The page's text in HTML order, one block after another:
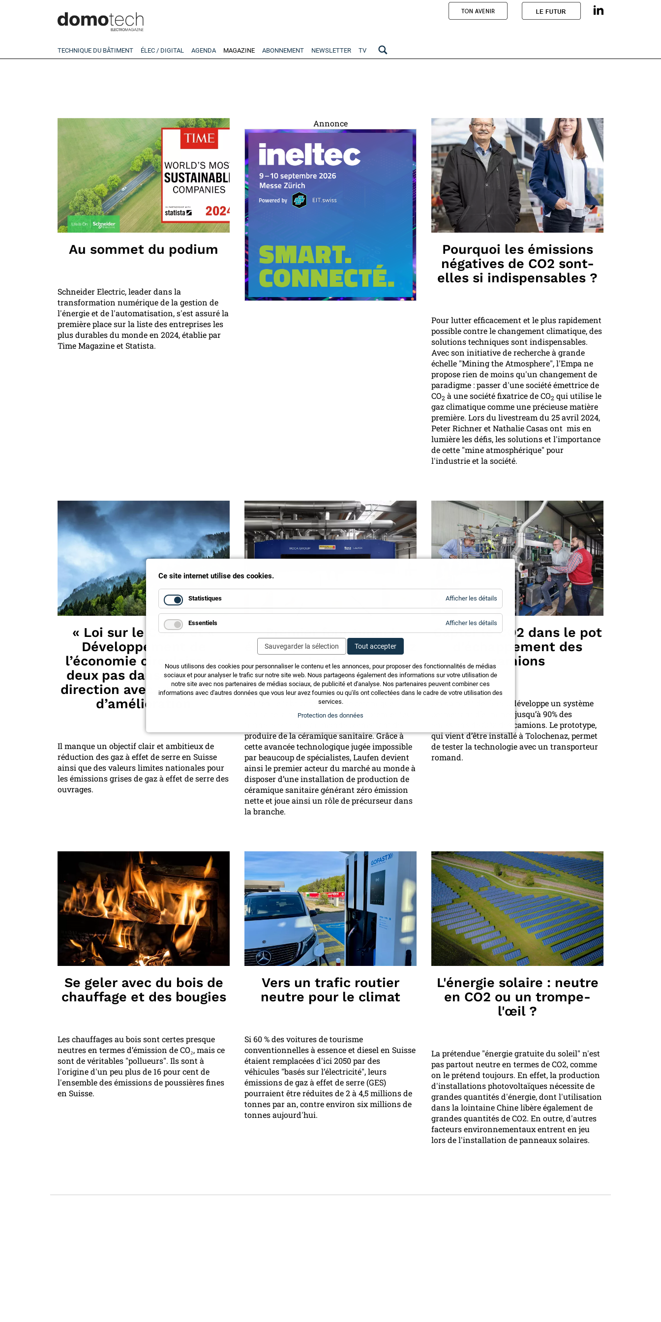
TECHNIQUE DU BÂTIMENT ÉLEC / DIGITAL AGENDA MAGAZINE ABONNEMENT NEWSLETTER TV
Au sommet du podium
Schneider Electric, leader dans la
transformation numérique de la gestion de
l'énergie et de l'automatisation, s'est assuré la
première place sur la liste des entreprises les
plus durables du monde en 2024, établie par
Time Magazine et Statista.
Annonce
Pourquoi les émissions
négatives de CO2 sont-
elles si indispensables ?
Pour lutter efficacement et le plus rapidement
possible contre le changement climatique, des
solutions techniques sont indispensables.
Avec son initiative de recherche à grande
échelle "Mining the Atmosphere", l'Empa ne
propose rien de moins qu'un changement de
paradigme : passer d'une société émettrice de
CO2 à une société fixatrice de CO2 qui utilise le
gaz climatique comme une précieuse matière
première. Lors du livestream du 25 avril 2024,
Peter Richner et Nathalie Casas ont mis en
lumière les défis, les solutions et l'importance
de cette "mine atmosphérique" pour
l'industrie et la société.
« Loi sur le CO2 » et «
Développement de
l’économie circulaire » :
deux pas dans la bonne
direction avec une marge
d’amélioration
Il manque un objectif clair et ambitieux de
réduction des gaz à effet de serre en Suisse
ainsi que des valeurs limites nationales pour
les émissions grises de gaz à effet de serre des
ouvrages.
Premier four tunnel
électrique au monde chez
Laufen
Laufen, le fabricant suisse de céramique
sanitaire, a mis en service le tout premier four
produire de la céramique sanitaire. Grâce à
cette avancée technologique jugée impossible
par beaucoup de spécialistes, Laufen devient
ainsi le premier acteur du marché au monde à
disposer d’une installation de production de
céramique sanitaire générant zéro émission
nette et joue ainsi un rôle de précurseur dans
la branche.
Capter le CO2 dans le pot
d'échappement des
camions
Un spin-off de l’EPFL développe un système
permettant d’éliminer jusqu’à 90% des
émissions de CO2 des camions. Le prototype,
qui vient d’être installé à Tolochenaz, permet
de tester la technologie avec un transporteur
romand.
Se geler avec du bois de
chauffage et des bougies
Les chauffages au bois sont certes presque
neutres en termes d’émission de CO₂, mais ce
sont de véritables "pollueurs". Ils sont à
l'origine d'un peu plus de 16 pour cent de
l'ensemble des émissions de poussières fines
en Suisse.
Vers un trafic routier
neutre pour le climat
Si 60 % des voitures de tourisme
conventionnelles à essence et diesel en Suisse
étaient remplacées d'ici 2050 par des
véhicules "basés sur l’électricité", leurs
émissions de gaz à effet de serre (GES)
pourraient être réduites de 2 à 4,5 millions de
tonnes par an, contre environ six millions de
tonnes aujourd'hui.
L'énergie solaire : neutre
en CO2 ou un trompe-
l'œil ?
La prétendue "énergie gratuite du soleil" n'est
pas partout neutre en termes de CO2, comme
on le prétend toujours. En effet, la production
d'installations photovoltaïques nécessite de
grandes quantités d'énergie, dont l'utilisation
dans la lointaine Chine libère également de
grandes quantités de CO2. En outre, d'autres
facteurs environnementaux entrent en jeu
lors de l'installation de panneaux solaires.
Ce site internet utilise des cookies.
Statistiques Afficher les détails
Statistiques
Essentiels Afficher les détails
Essentiels
Sauvegarder la sélection Tout accepter
Nous utilisons des cookies pour personnaliser le contenu et les annonces, pour proposer des fonctionnalités de médias
sociaux et pour analyser le trafic sur notre site web. Nous partageons également des informations sur votre utilisation de
notre site avec nos partenaires de médias sociaux, de publicité et d'analyse. Nos partenaires peuvent combiner ces
informations avec d'autres données que vous leur avez fournies ou qu'ils ont collectées dans le cadre de votre utilisation des
services.
Protection des données